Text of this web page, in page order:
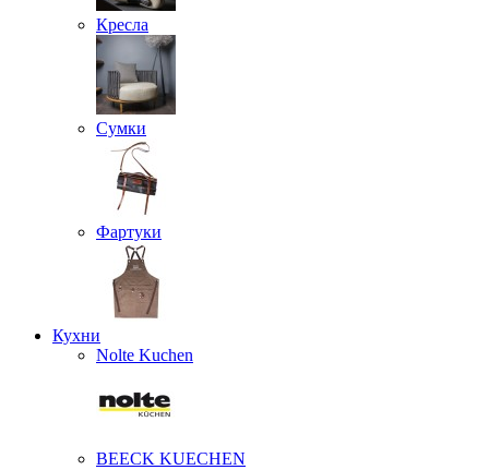
Кресла
Сумки
Фартуки
Кухни
Nolte Kuchen
BEECK KUECHEN